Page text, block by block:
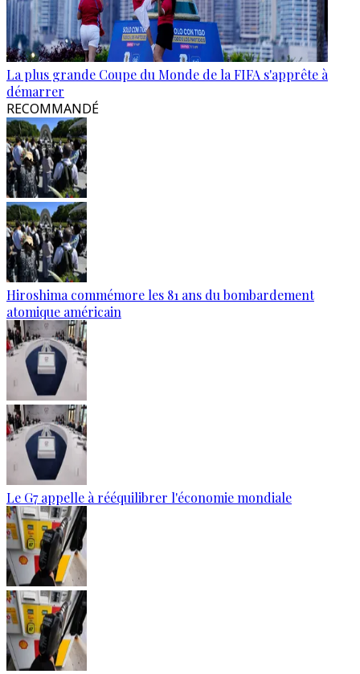
La plus grande Coupe du Monde de la FIFA s'apprête à
démarrer
RECOMMANDÉ
Hiroshima commémore les 81 ans du bombardement
atomique américain
Le G7 appelle à rééquilibrer l'économie mondiale